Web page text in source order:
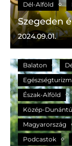
Dél-Alföld
Szegeden
2024.09.01.
A holnap
Balaton
Észak-Alföld
Közép-
Magyarország
Podcastok